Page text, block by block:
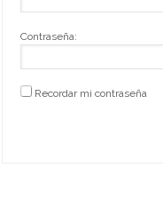
Contraseña:
Recordar mi contraseña